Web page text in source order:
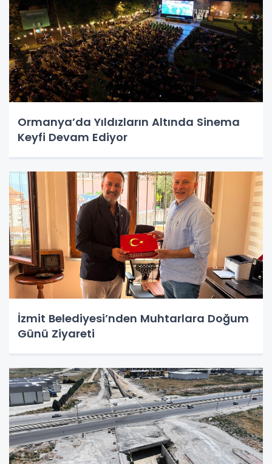
Ormanya’da Yıldızların Altında Sinema
Keyfi Devam Ediyor
İzmit Belediyesi’nden Muhtarlara Doğum
Günü Ziyareti